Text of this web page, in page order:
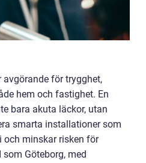
för trygghet,
hem och fastighet. En
bara akuta läckor, utan
smarta installationer som
och minskar risken för
Göteborg, med